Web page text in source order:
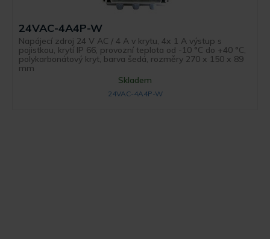
24VAC-4A4P-W
Napájecí zdroj 24 V AC / 4 A v krytu, 4x 1 A výstup s
pojistkou, krytí IP 66, provozní teplota od -10 °C do +40 °C,
polykarbonátový kryt, barva šedá, rozměry 270 x 150 x 89
mm
Skladem
24VAC-4A4P-W